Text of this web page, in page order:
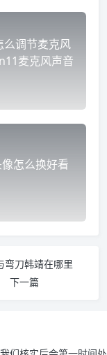
调节麦克风
麦克风声音
怎么换好看
弯刀韩靖在哪里
下一篇